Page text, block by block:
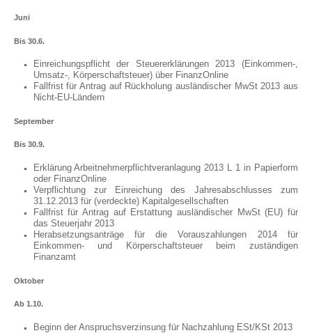
Juni
Bis 30.6.
Einreichungspflicht der Steuererklärungen 2013 (Einkommen-,
Umsatz-, Körperschaftsteuer) über FinanzOnline
Fallfrist für Antrag auf Rückholung ausländischer MwSt 2013 aus
Nicht-EU-Ländern
September
Bis 30.9.
Erklärung Arbeitnehmerpflichtveranlagung 2013 L 1 in Papierform
oder FinanzOnline
Verpflichtung zur Einreichung des Jahresabschlusses zum
31.12.2013 für (verdeckte) Kapitalgesellschaften
Fallfrist für Antrag auf Erstattung ausländischer MwSt (EU) für
das Steuerjahr 2013
Herabsetzungsanträge für die Vorauszahlungen 2014 für
Einkommen- und Körperschaftsteuer beim zuständigen
Finanzamt
Oktober
Ab 1.10.
Beginn der Anspruchsverzinsung für Nachzahlung ESt/KSt 2013